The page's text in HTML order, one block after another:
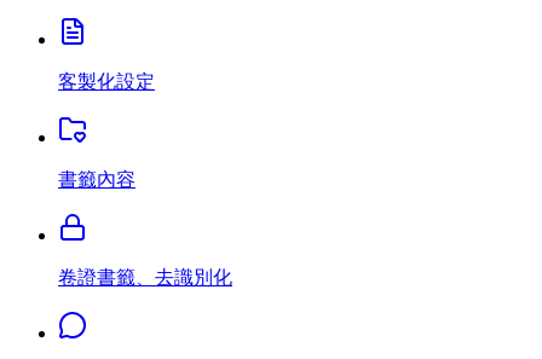
客製化設定
書籤內容
卷證書籤、去識別化